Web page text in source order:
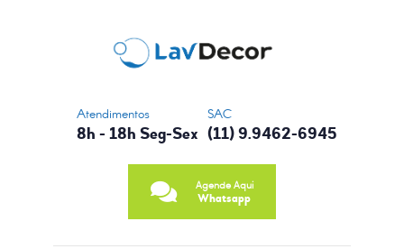
Atendimentos
8h - 18h Seg-Sex
SAC
(11) 9.9462-6945
Agende Aqui
Whatsapp
NOSSA HISTÓRIA
SERVIÇOS